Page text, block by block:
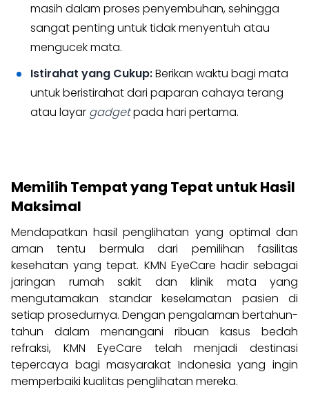
masih dalam proses penyembuhan, sehingga
sangat penting untuk tidak menyentuh atau
mengucek mata.
Istirahat yang Cukup:Berikan waktu bagi mata
untuk beristirahat dari paparan cahaya terang
atau layar gadgetpada hari pertama.
Memilih Tempat yang Tepat untuk Hasil
Maksimal
Mendapatkan hasil penglihatan yang optimal dan
aman tentu bermula dari pemilihan fasilitas
kesehatan yang tepat. KMN EyeCare hadir sebagai
jaringan rumah sakit dan klinik mata yang
mengutamakan standar keselamatan pasien di
setiap prosedurnya. Dengan pengalaman bertahun-
tahun dalam menangani ribuan kasus bedah
refraksi, KMN EyeCare telah menjadi destinasi
tepercaya bagi masyarakat Indonesia yang ingin
memperbaiki kualitas penglihatan mereka.